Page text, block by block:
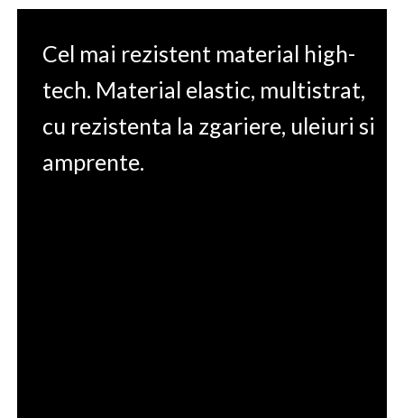
Cel mai rezistent material high-
tech. Material elastic, multistrat,
cu rezistenta la zgariere, uleiuri si
amprente.